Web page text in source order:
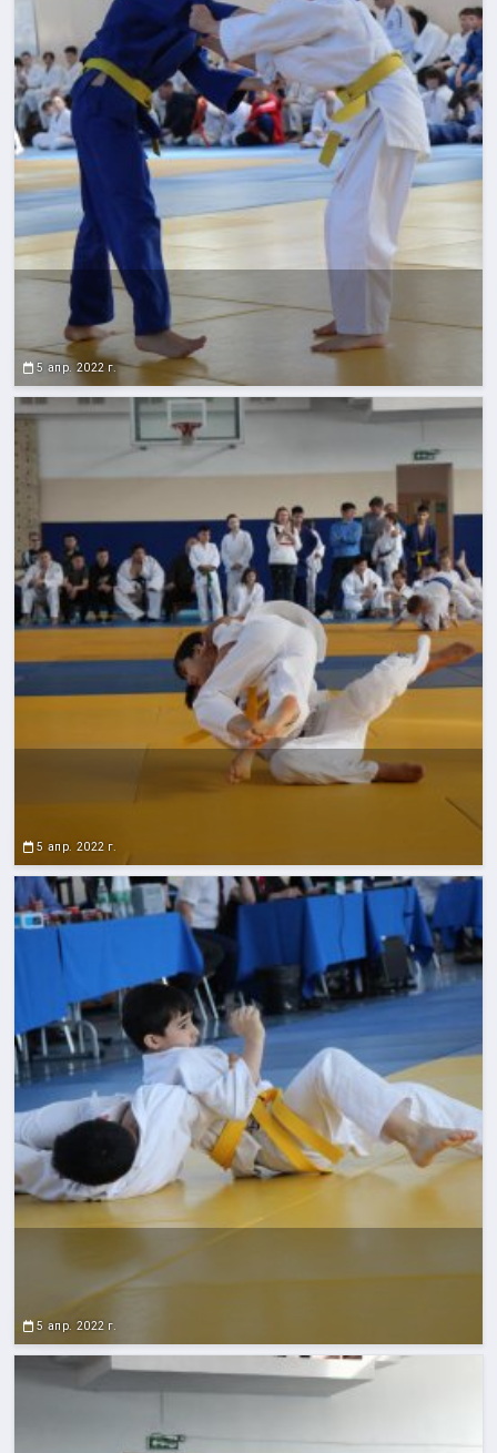
5 апр. 2022 г.
5 апр. 2022 г.
5 апр. 2022 г.